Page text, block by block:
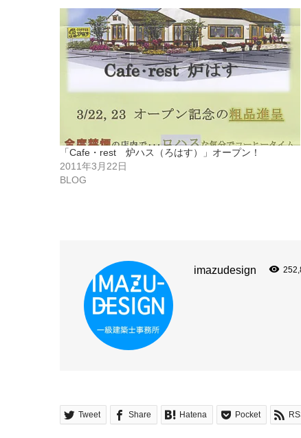
「Cafe・rest 炉ハス（ろはす）」オープン！
2011年3月22日
BLOG
imazudesign
Tweet Share Hatena Pocket